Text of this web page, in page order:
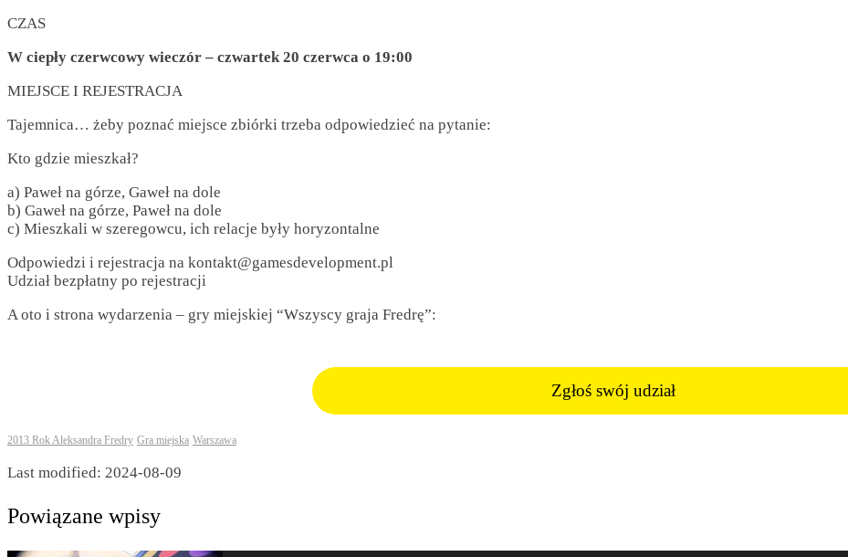
CZAS
W ciepły czerwcowy wieczór – czwartek 20 czerwca o 19:00
MIEJSCE I REJESTRACJA
Tajemnica… żeby poznać miejsce zbiórki trzeba odpowiedzieć na pytanie:
Kto gdzie mieszkał?
a) Paweł na górze, Gaweł na dole
b) Gaweł na górze, Paweł na dole
c) Mieszkali w szeregowcu, ich relacje były horyzontalne
Odpowiedzi i rejestracja na kontakt@gamesdevelopment.pl
Udział bezpłatny po rejestracji
A oto i strona wydarzenia – gry miejskiej “Wszyscy graja Fredrę”:
Zgłoś swój udział
2013 Rok Aleksandra Fredry Gra miejska Warszawa
Last modified: 2024-08-09
Powiązane wpisy